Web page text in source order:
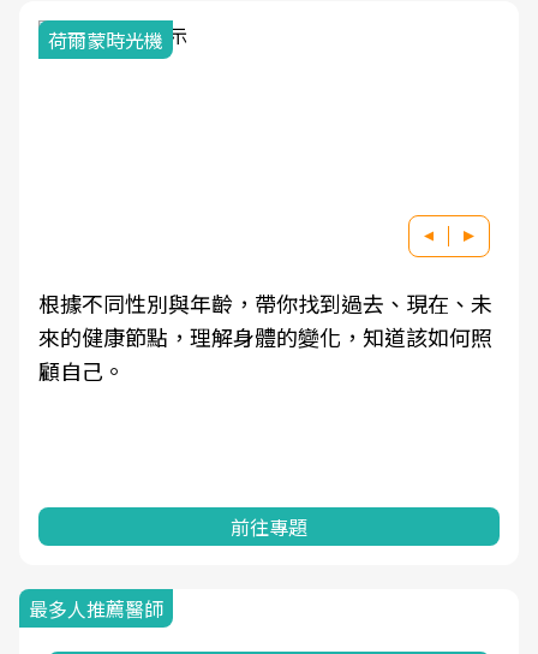
荷爾蒙時光機
根據不同性別與年齡，帶你找到過去、現在、未
來的健康節點，理解身體的變化，知道該如何照
顧自己。
前往專題
最多人推薦醫師